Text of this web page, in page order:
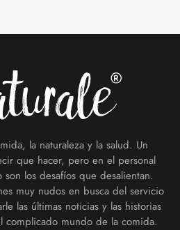
la naturaleza y la salud. Un
que hacer, pero en el personal
los desafíos que desalientan.
muy nudos en busca del servicio
las últimas noticias y las historias
complicado mundo de la comida.